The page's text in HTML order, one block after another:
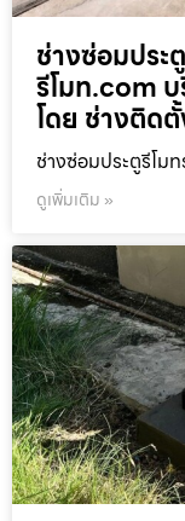
ช่างซ่อมประ
รีโมท.com
โดย ช่างติด
ช่างซ่อมประตูรีโม
ดูเพิ่มเติม »